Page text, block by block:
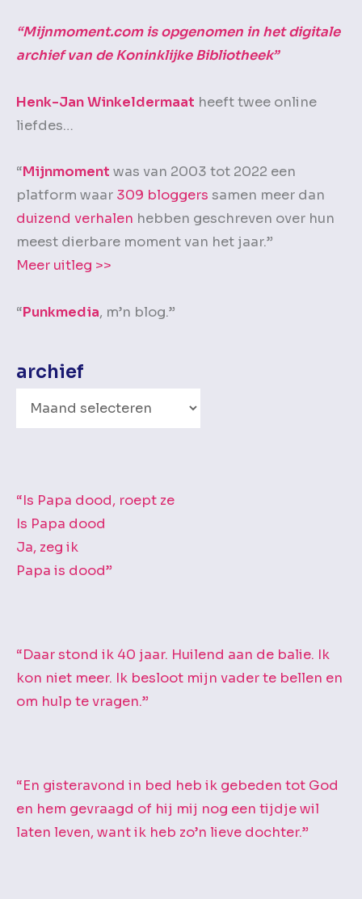
“Mijnmoment.com is opgenomen in het digitale
archief van de Koninklijke Bibliotheek”
Henk-Jan Winkeldermaat heeft twee online
liefdes…
“Mijnmoment was van 2003 tot 2022 een
platform waar 309 bloggers samen meer dan
duizend verhalen hebben geschreven over hun
meest dierbare moment van het jaar.”
Meer uitleg >>
“Punkmedia, m’n blog.”
archief
i
e
f
“Is Papa dood, roept ze
Is Papa dood
Ja, zeg ik
Papa is dood”
“Daar stond ik 40 jaar. Huilend aan de balie. Ik
kon niet meer. Ik besloot mijn vader te bellen en
om hulp te vragen.”
“En gisteravond in bed heb ik gebeden tot God
en hem gevraagd of hij mij nog een tijdje wil
laten leven, want ik heb zo’n lieve dochter.”